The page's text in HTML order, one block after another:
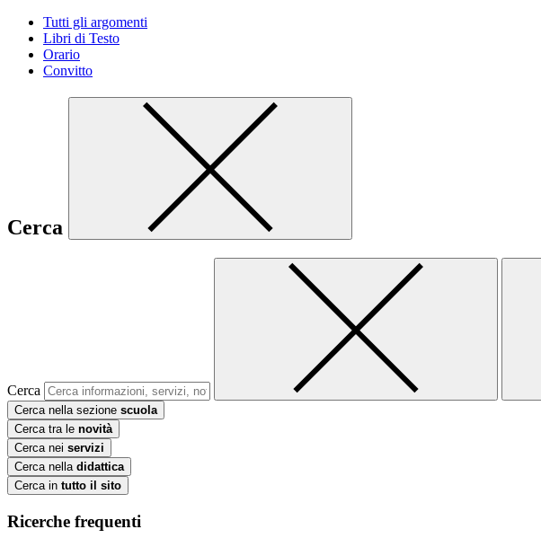
Tutti gli argomenti
Libri di Testo
Orario
Convitto
Cerca
Cerca
Cerca nella sezione scuola
Cerca tra le novità
Cerca nei servizi
Cerca nella didattica
Cerca in tutto il sito
Ricerche frequenti